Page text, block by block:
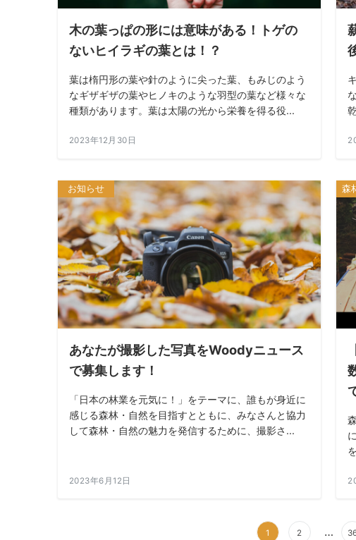
木の葉っぱの形には意味がある！トゲの
ないヒイラギの葉とは！？
葉は楕円形の葉や針のように尖った葉、もみじのよう
なギザギザの葉やヒノキのような羽型の葉など様々な
種類があります。葉は太陽の光から栄養を得る役...
2023年12月30日
お知らせ
あなたが撮影した写真をWoodyニュース
で募集します！
「日本の林業を元気に！」をテーマに、誰もが身近に
感じる森林・自然を目指すとともに、みなさんと協力
して森林・自然の魅力を発信するために、撮影さ...
2023年6月12日
森
1 2 …